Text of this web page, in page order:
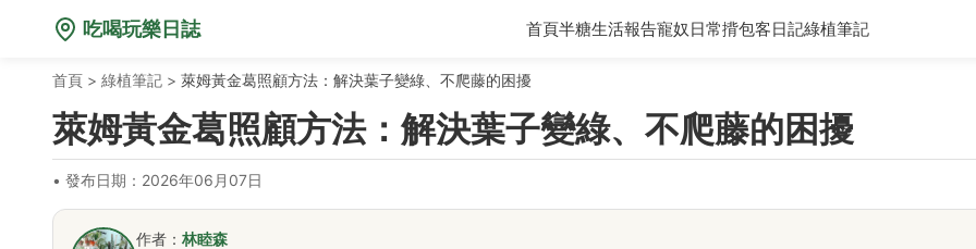
吃喝玩樂日誌 首頁半糖生活報告寵奴日常揹包客日記綠植筆記
首頁 > 綠植筆記 > 萊姆黃金葛照顧方法：解決葉子變綠、不爬藤的困擾
萊姆黃金葛照顧方法：解決葉子變綠、不爬藤的困擾
• 發布日期：2026年06月07日
作者： 林睦森